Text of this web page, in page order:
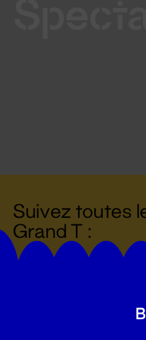
Suivez toutes
Grand T :